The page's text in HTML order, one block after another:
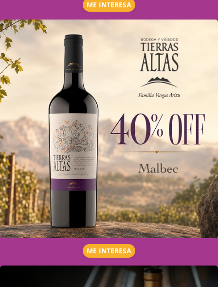
ME INTERESA
ME INTERESA